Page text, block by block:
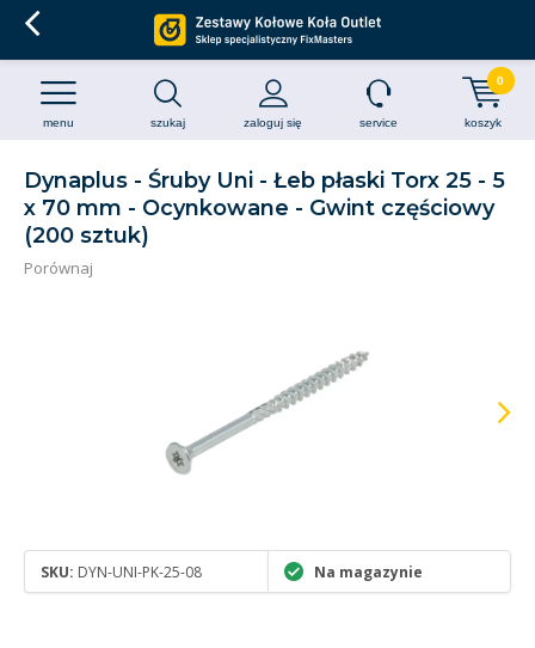
szukaj zaloguj się
menu service koszyk
0
Dynaplus - Śruby Uni - Łeb płaski Torx 25 - 5
x 70 mm - Ocynkowane - Gwint częściowy
(200 sztuk)
Porównaj
SKU: DYN-UNI-PK-25-08 Na magazynie